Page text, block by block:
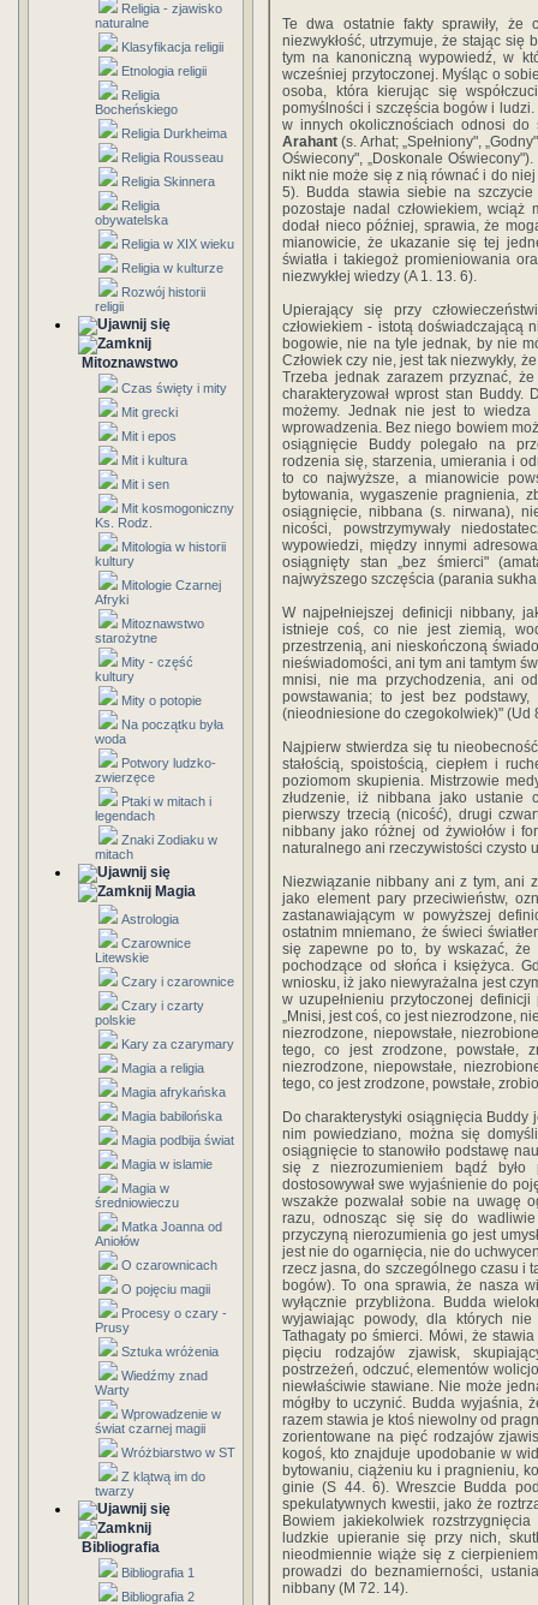
Religia - zjawisko
naturalne
Klasyfikacja religii
Etnologia religii
Religia
Bocheńskiego
Religia Durkheima
Religia Rousseau
Religia Skinnera
Religia
obywatelska
Religia w XIX wieku
Religia w kulturze
Rozwój historii
religii
Mitoznawstwo
Czas święty i mity
Mit grecki
Mit i epos
Mit i kultura
Mit i sen
Mit kosmogoniczny
Ks. Rodz.
Mitologia w historii
kultury
Mitologie Czarnej
Afryki
Mitoznawstwo
starożytne
Mity - część
kultury
Mity o potopie
Na początku była
woda
Potwory ludzko-
zwierzęce
Ptaki w mitach i
legendach
Znaki Zodiaku w
mitach
Magia
Astrologia
Czarownice
Litewskie
Czary i czarownice
Czary i czarty
polskie
Kary za czarymary
Magia a religia
Magia afrykańska
Magia babilońska
Magia podbija świat
Magia w islamie
Magia w
średniowieczu
Matka Joanna od
Aniołów
O czarownicach
O pojęciu magii
Procesy o czary -
Prusy
Sztuka wróżenia
Wiedźmy znad
Warty
Wprowadzenie w
świat czarnej magii
Wróżbiarstwo w ST
Z klątwą im do
twarzy
Bibliografia
Bibliografia 1
Bibliografia 2
Te dwa ostatnie fakty sprawiły, że
niezwykłość, utrzymuje, że stając się
tym na kanoniczną wypowiedź, w
wcześniej przytoczonej. Myśląc o
osoba, która kierując się
pomyślności i szczęścia bogów i
w innych okolicznościach odnosi
Arahant (s. Arhat; „Spełniony",
Oświecony", „Doskonale
nikt nie może się z nią równać i do
5). Budda stawia siebie na
pozostaje nadal człowiekiem, wciąż
dodał nieco później, sprawia, że
mianowicie, że ukazanie się tej
światła i takiegoż promieniowania
niezwykłej wiedzy (A 1. 13. 6).
Upierający się przy
człowiekiem - istotą doświadczającą
bogowie, nie na tyle jednak, by nie
Człowiek czy nie, jest tak niezwykły,
Trzeba jednak zarazem przyznać,
charakteryzował wprost stan
możemy. Jednak nie jest to wiedza
wprowadzenia. Bez niego bowiem
osiągnięcie Buddy polegało na
rodzenia się, starzenia, umierania i
to co najwyższe, a mianowicie
bytowania, wygaszenie pragnienia,
osiągnięcie, nibbana (s. nirwana),
nicości, powstrzymywały
wypowiedzi, między innymi
osiągnięty stan „bez śmierci"
najwyższego szczęścia (parania
W najpełniejszej definicji nibbany,
istnieje coś, co nie jest ziemią,
przestrzenią, ani nieskończoną
nieświadomości, ani tym ani tamtym
mnisi, nie ma przychodzenia, ani
powstawania; to jest bez podstawy,
(nieodniesione do czegokolwiek)" (Ud
Najpierw stwierdza się tu
stałością, spoistością, ciepłem i
poziomom skupienia. Mistrzowie
złudzenie, iż nibbana jako ustanie
pierwszy trzecią (nicość), drugi
nibbany jako różnej od żywiołów i
naturalnego ani rzeczywistości czysto
Niezwiązanie nibbany ani z tym, ani
jako element pary przeciwieństw,
zastanawiającym w powyższej
ostatnim mniemano, że świeci
się zapewne po to, by wskazać, że
pochodzące od słońca i księżyca.
wniosku, iż jako niewyrażalna jest
w uzupełnieniu przytoczonej
„Mnisi, jest coś, co jest niezrodzone,
niezrodzone, niepowstałe,
tego, co jest zrodzone, powstałe,
niezrodzone, niepowstałe,
tego, co jest zrodzone, powstałe,
Do charakterystyki osiągnięcia Buddy
nim powiedziano, można się
osiągnięcie to stanowiło podstawę
się z niezrozumieniem bądź
dostosowywał swe wyjaśnienie do
wszakże pozwalał sobie na uwagę
razu, odnosząc się się do
przyczyną nierozumienia go jest
jest nie do ogarnięcia, nie do
rzecz jasna, do szczególnego czasu i
bogów). To ona sprawia, że nasza
wyłącznie przybliżona. Budda
wyjawiając powody, dla których
Tathagaty po śmierci. Mówi, że
pięciu rodzajów zjawisk,
postrzeżeń, odczuć, elementów
niewłaściwie stawiane. Nie może
mógłby to uczynić. Budda wyjaśnia,
razem stawia je ktoś niewolny od
zorientowane na pięć rodzajów
kogoś, kto znajduje upodobanie w
bytowaniu, ciążeniu ku i pragnieniu,
ginie (S 44. 6). Wreszcie Budda
spekulatywnych kwestii, jako że
Bowiem jakiekolwiek
ludzkie upieranie się przy nich,
nieodmiennie wiąże się z
prowadzi do beznamierności,
nibbany (M 72. 14).